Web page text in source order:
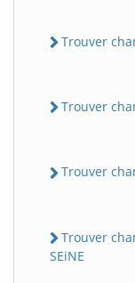
Trouver
Trouver
Trouver
Trouver
SEiNE